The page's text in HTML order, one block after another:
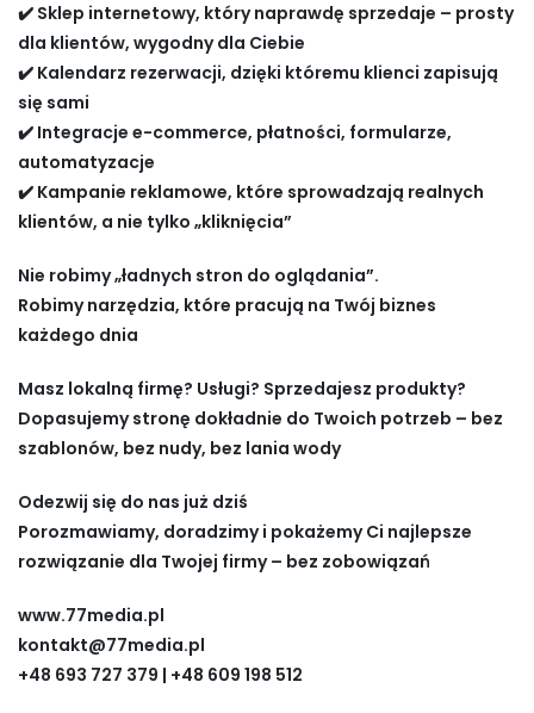
✔️ Sklep internetowy, który naprawdę sprzedaje – prosty
dla klientów, wygodny dla Ciebie
✔️ Kalendarz rezerwacji, dzięki któremu klienci zapisują
się sami
✔️ Integracje e-commerce, płatności, formularze,
automatyzacje
✔️ Kampanie reklamowe, które sprowadzają realnych
klientów, a nie tylko „kliknięcia”
Nie robimy „ładnych stron do oglądania”.
Robimy narzędzia, które pracują na Twój biznes
każdego dnia
Masz lokalną firmę? Usługi? Sprzedajesz produkty?
Dopasujemy stronę dokładnie do Twoich potrzeb – bez
szablonów, bez nudy, bez lania wody
Odezwij się do nas już dziś
Porozmawiamy, doradzimy i pokażemy Ci najlepsze
rozwiązanie dla Twojej firmy – bez zobowiązań
www.77media.pl
kontakt@77media.pl
+48 693 727 379 | +48 609 198 512